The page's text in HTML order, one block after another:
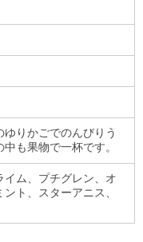
りかごでのんびりう
も果物で一杯です。
イム、プチグレン、オ
ト、スターアニス、